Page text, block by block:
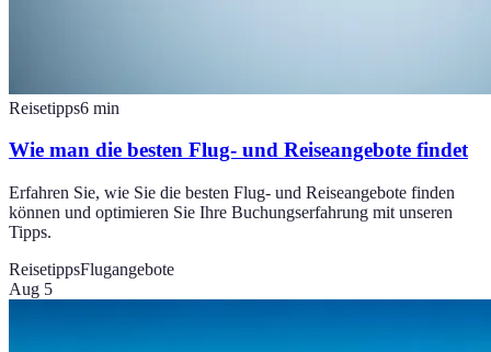
Reisetipps6 min
Wie man die besten Flug- und Reiseangebote findet
Erfahren Sie, wie Sie die besten Flug- und Reiseangebote finden
können und optimieren Sie Ihre Buchungserfahrung mit unseren
Tipps.
ReisetippsFlugangebote
Aug 5